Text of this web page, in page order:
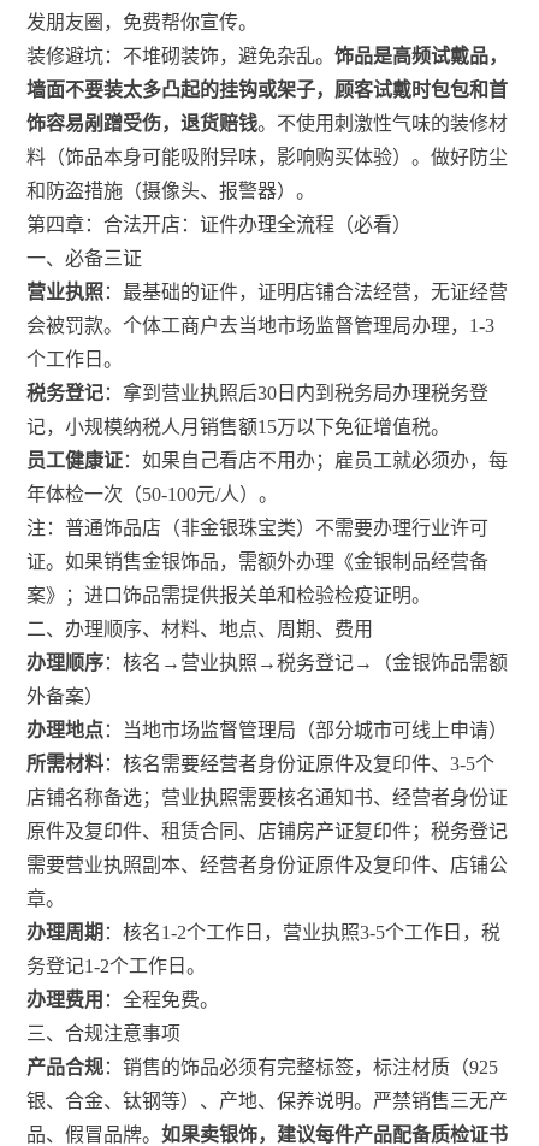
发朋友圈，免费帮你宣传。
装修避坑：不堆砌装饰，避免杂乱。饰品是高频试戴品，
墙面不要装太多凸起的挂钩或架子，顾客试戴时包包和首
饰容易剐蹭受伤，退货赔钱。不使用刺激性气味的装修材
料（饰品本身可能吸附异味，影响购买体验）。做好防尘
和防盗措施（摄像头、报警器）。
第四章：合法开店：证件办理全流程（必看）
一、必备三证
营业执照：最基础的证件，证明店铺合法经营，无证经营
会被罚款。个体工商户去当地市场监督管理局办理，1-3
个工作日。
税务登记：拿到营业执照后30日内到税务局办理税务登
记，小规模纳税人月销售额15万以下免征增值税。
员工健康证：如果自己看店不用办；雇员工就必须办，每
年体检一次（50-100元/人）。
注：普通饰品店（非金银珠宝类）不需要办理行业许可
证。如果销售金银饰品，需额外办理《金银制品经营备
案》；进口饰品需提供报关单和检验检疫证明。
二、办理顺序、材料、地点、周期、费用
办理顺序：核名→营业执照→税务登记→（金银饰品需额
外备案）
办理地点：当地市场监督管理局（部分城市可线上申请）
所需材料：核名需要经营者身份证原件及复印件、3-5个
店铺名称备选；营业执照需要核名通知书、经营者身份证
原件及复印件、租赁合同、店铺房产证复印件；税务登记
需要营业执照副本、经营者身份证原件及复印件、店铺公
章。
办理周期 ：核名1-2个工作日，营业执照3-5个工作日，税
务登记1-2个工作日。
办理费用 ：全程免费。
三、合规注意事项
产品合规：销售的饰品必须有完整标签，标注材质（925
银、合金、钛钢等）、产地、保养说明。严禁销售三无产
品、假冒品牌。如果卖银饰，建议每件产品配备质检证书